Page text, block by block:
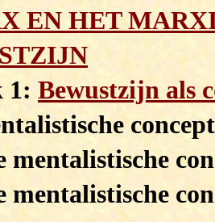
EN HET
1: Bewustzijn als
mentalistische
mentalistische